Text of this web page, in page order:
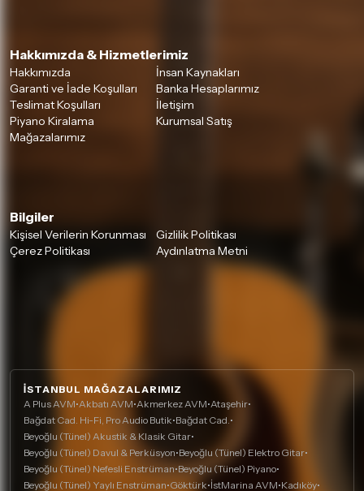
Hakkımızda & Hizmetlerimiz
Hakkımızda
İnsan Kaynakları
Garanti ve İade Koşulları
Banka Hesaplarımız
Teslimat Koşulları
İletişim
Piyano Kiralama
Kurumsal Satış
Mağazalarımız
Bilgiler
Kişisel Verilerin Korunması
Gizlilik Politikası
Çerez Politikası
Aydınlatma Metni
İSTANBUL MAĞAZALARIMIZ
A Plus AVM•Akbatı AVM•Akmerkez AVM•Ataşehir•
Bağdat Cad. Hi-Fi, Pro Audio Butik•Bağdat Cad.•
Beyoğlu (Tünel) Akustik & Klasik Gitar•
Beyoğlu (Tünel) Davul & Perküsyon•Beyoğlu (Tünel) Elektro Gitar•
Beyoğlu (Tünel) Nefesli Enstrüman•Beyoğlu (Tünel) Piyano•
Beyoğlu (Tünel) Yaylı Enstrüman•Göktürk•İstMarina AVM•Kadıköy•